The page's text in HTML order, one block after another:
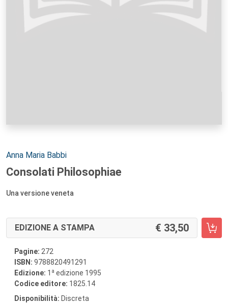
Autori:
Anna Maria Babbi
Consolati Philosophiae
Una versione veneta
EDIZIONE A STAMPA 33,50
Pagine: 272
ISBN: 9788820491291
Edizione: 1 a edizione 1995
Codice editore: 1825.14
Disponibilità: Discreta